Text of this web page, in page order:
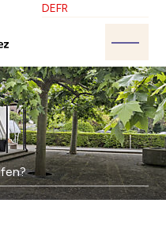
Meyriez
Sprache
Bitte wählen Sie die
DEFR